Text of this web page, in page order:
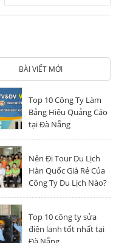
BÀI VIẾT MỚI
Top 10 Công Ty Làm
Bảng Hiệu Quảng Cáo
tại Đà Nẵng
Nên Đi Tour Du Lịch
Hàn Quốc Giá Rẻ Của
Công Ty Du Lịch Nào?
Top 10 công ty sửa
điện lạnh tốt nhất tại